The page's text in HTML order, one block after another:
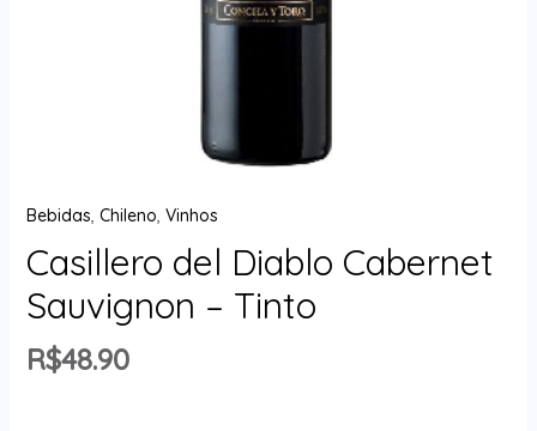
Bebidas, Chileno, Vinhos
Casillero del Diablo Cabernet
Sauvignon – Tinto
R$48.90